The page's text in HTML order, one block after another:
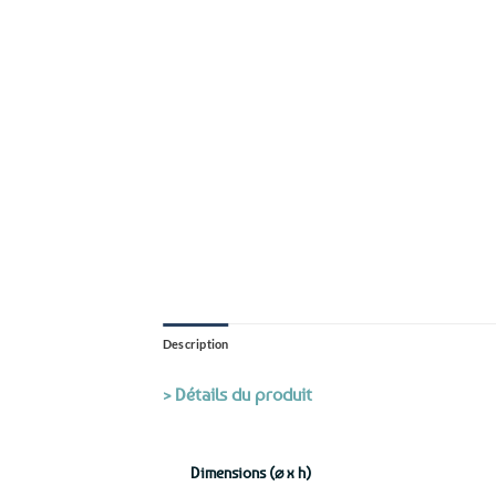
Description
> Détails du produit
Dimensions (⌀ x h)